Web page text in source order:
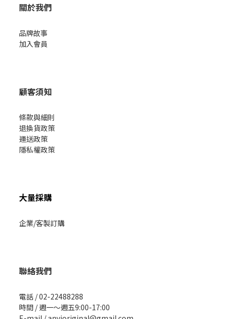
關於我們
品牌故事
加入會員
顧客須知
條款與細則
退換貨政策
運送政策
隱私權政策
大量採購
企業/客製訂購
聯絡我們
電話 / 02-22488288
時間 / 週一～週五9:00-17:00